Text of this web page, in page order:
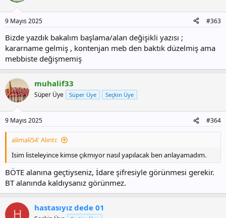
9 Mayıs 2025 #363
Bizde yazdık bakalım başlama/alan değişikli yazısı ;
kararname gelmiş , kontenjan meb den baktık düzelmiş ama
mebbiste değişmemiş
muhalif33
Süper Üye Süper Üye Seçkin Üye
9 Mayıs 2025 #364
alimali54' Alıntı:
İsim listeleyince kimse çıkmıyor nasıl yapılacak ben anlayamadım.
BÖTE alanına geçtiyseniz, İdare şifresiyle görünmesi gerekir.
BT alanında kaldıysanız görünmez.
H hastasıyız dede 01